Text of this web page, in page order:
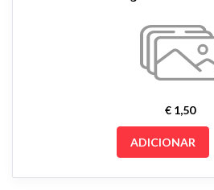
€ 1,50
ADICIONAR